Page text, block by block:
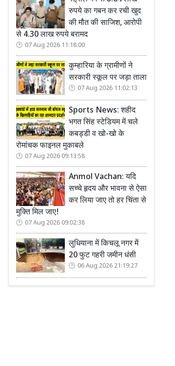
रुपये का गबन कर रची खुद
की मौत की साजिश, आरोपी
से 4.30 लाख रुपये बरामद
07 Aug 2026 11:18:00
कुम्हारिया के ग्रामीणों ने
सरकारी स्कूल पर जड़ा ताला
07 Aug 2026 11:02:13
Sports News: शहीद
भगत सिंह स्टेडियम में चले
कबड्डी व खो-खो के
रोमांचक फाइनल मुकाबले
07 Aug 2026 09:13:58
Anmol Vachan: यदि
सच्चे हृदय और भावना से ऐसा
कर लिया जाए तो हर चिंता से
मुक्ति मिल जाए!
07 Aug 2026 09:02:38
लुधियाना में किचलू नगर में
20 फुट गहरी जमीन धंसी
06 Aug 2026 21:19:27